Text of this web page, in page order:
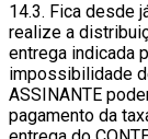
14.3. Fica desde
realize a
entrega indicada
impossibilidade
ASSINANTE
pagamento da